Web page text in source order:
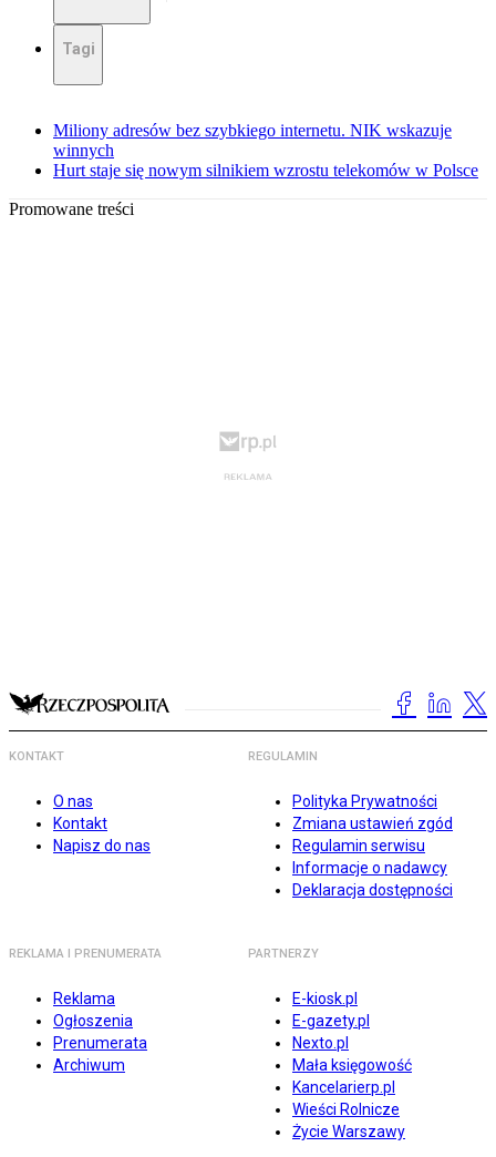
Tagi
Miliony adresów bez szybkiego internetu. NIK wskazuje
winnych
Hurt staje się nowym silnikiem wzrostu telekomów w Polsce
Promowane treści
KONTAKT
O nas
Kontakt
Napisz do nas
REGULAMIN
Polityka Prywatności
Zmiana ustawień zgód
Regulamin serwisu
Informacje o nadawcy
Deklaracja dostępności
REKLAMA I PRENUMERATA
Reklama
Ogłoszenia
Prenumerata
Archiwum
PARTNERZY
E-kiosk.pl
E-gazety.pl
Nexto.pl
Mała księgowość
Kancelarierp.pl
Wieści Rolnicze
Życie Warszawy